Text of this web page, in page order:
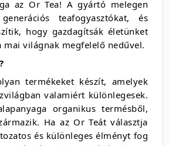
az Or Tea! A gyártó melegen
teafogyasztókat, és
hogy gazdagítsák életünket
mai világnak megfelelő nedűvel.
termékeket készít, amelyek
valamiért különlegesek.
organikus termésből,
Ha az Or Teát választja
és különleges élményt fog